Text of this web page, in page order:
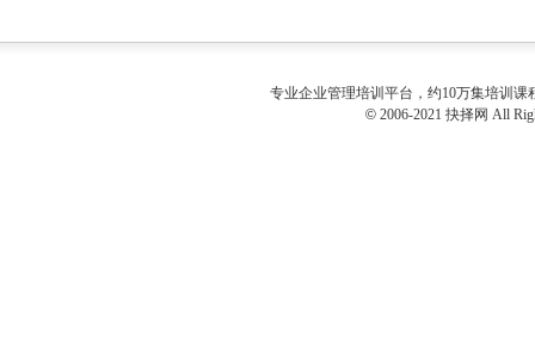
专业企业管理培训 平台，约10万集培训课
© 2006-2021 抉择网 All